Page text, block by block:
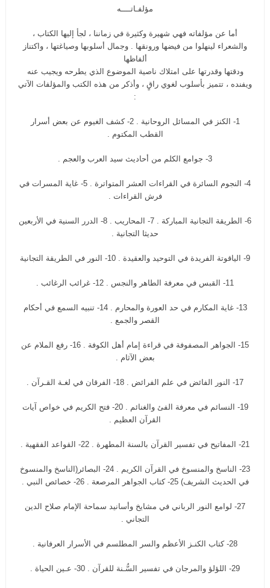
مؤلفـاتــــه
أما عن مؤلفاته فهي شهيرة وكثيرة في زماننا ، لجأ إليها الكتاب ،
والشعراء لينهلوا من فيضها ورونقها . وجمال أسلوبها وصياغتها ، واكتناز
ألفاظها
ودقتها وقدرتها على امتلاك ناصية الموضوع الذي يطرحه ويجيب عنه
ويفنده ، تتميز بأسلوب لغوي راقٍ ، وأذكر من هذه الكتب والمؤلفات الآتي
:
1- الكنز في المسائل الروحانية . 2- كشف الغيوم عن بعض أسرار
القطب المكتوم .
3- جوامع الكلم من أحاديث سيد العرب والعجم .
4- النجوم السائرة في القراءات العشر المتواترة . 5- غاية المسرات في
فرش القراءات .
6- الطريقة التجانية المباركة . 7- المحاريب . 8- الدرر السنية في الأربعين
حديثا التجانية .
9- الياقوتة الفريدة في التوحيد والعقيدة . 10- النور في الطريقة التجانية
11- القبس في معرفة الطاهر والنجس . 12- غرائب الرغائب .
13- غاية المكارم في حد العورة والمحارم . 14- تنبيه السمع في أحكام
القصر والجمع .
15- الجواهر المصفوفة في قراءة إمام أهل الكوفة . 16- رفع الملام عن
بعض الآثام .
17- النور الفائض في علم الفرائض . 18- الفرقان في لغـة القـرآن .
19- النسائم في معرفة الفئ والغنائم . 20- فتح الكريم في خواص آيات
القرآن العظيم .
21- المفاتيح في تفسير القرآن بالسنة المطهرة . 22- القواعد الفقهية .
23- الناسخ والمنسوخ في القرآن الكريم . 24- البصائر(الناسخ والمنسوخ
في الحديث الشريف) 25- كتاب الجواهر المرصعة . 26- خصائص النبي .
27- لوامع النور الرباني في مشايخ وأسانيد سماحة الإمام صلاح الدين
التجاني .
28- كتاب الكنـز الأعظم والسر المطلسم في الأسرار العرفانية .
29- اللؤلؤ والمرجان في تفسير السُّـنة للقرآن . 30- عـين الحياة .